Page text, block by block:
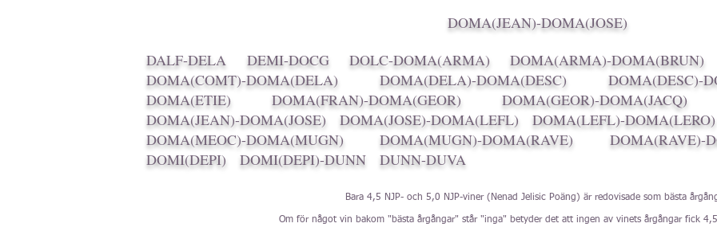
DOMA(JEAN)-DOMA(JOSE)
DALF-DELA
DEMI-DOCG DOLC-DOMA(ARMA) DOMA(ARMA)-DOMA(BRUN)
DOMA(COMT)-DOMA(DELA)
DOMA(DELA)-DOMA(DESC) DOMA(DESC)-
DOMA(ETIE)
DOMA(FRAN)-DOMA(GEOR) DOMA(GEOR)-DOMA(JACQ)
DOMA(JEAN)-DOMA(JOSE)
DOMA(JOSE)-DOMA(LEFL) DOMA(LEFL)-DOMA(LERO)
DOMA(MEOC)-DOMA(MUGN)
DOMA(MUGN)-DOMA(RAVE) DOMA(RAVE)-
DOMI(DEPI)
DOMI(DEPI)-DUNN DUNN-DUVA
Bara 4,5 NJP- och 5,0 NJP-viner (Nenad Jelisic Poäng) är redovisade som bästa
Om för något vin bakom "bästa årgångar" står "inga" betyder det att ingen av vinets årgångar fick 4,5